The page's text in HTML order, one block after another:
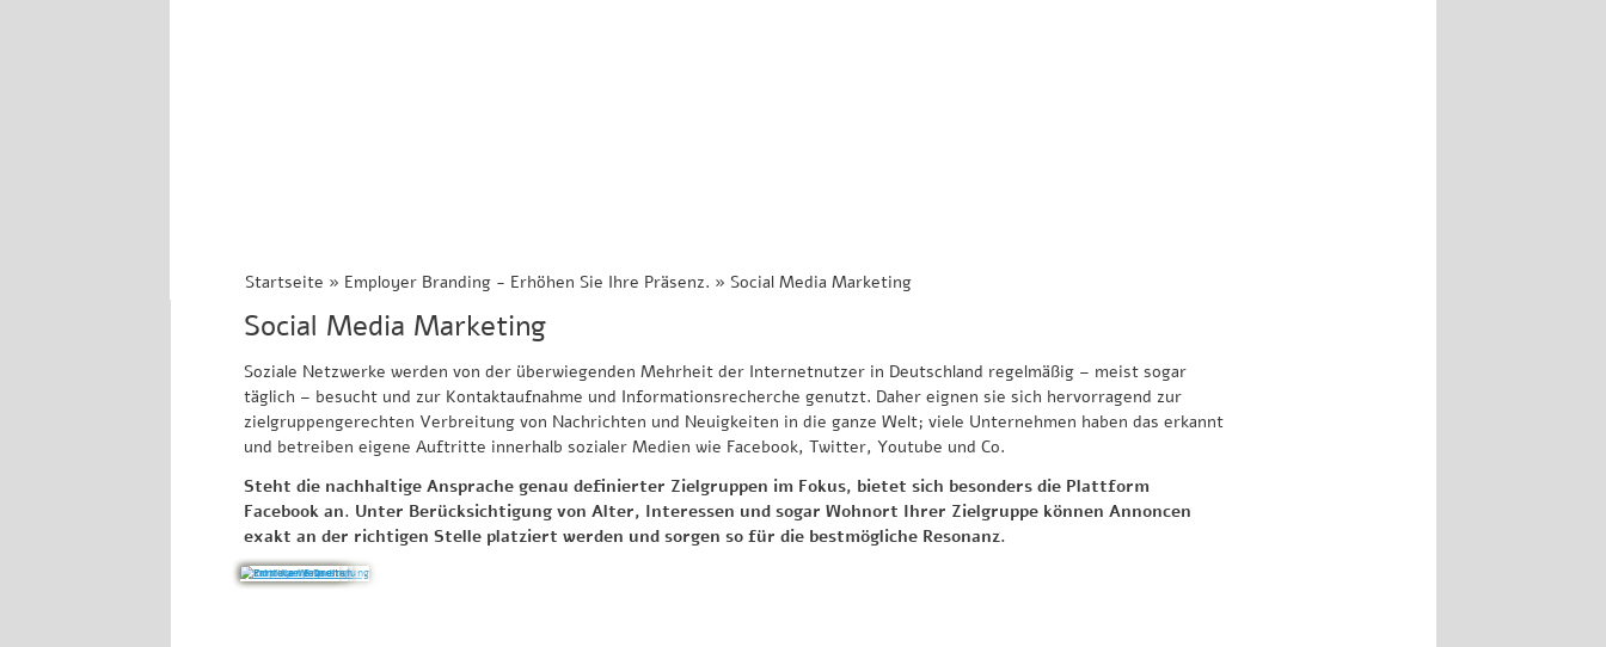
Startseite » Employer Branding - Erhöhen Sie Ihre Präsenz. » Social Media Marketing
Social Media Marketing
Soziale Netzwerke werden von der überwiegenden Mehrheit der Internetnutzer in Deutschland regelmäßig – meist sogar
täglich – besucht und zur Kontaktaufnahme und Informationsrecherche genutzt. Daher eignen sie sich hervorragend zur
zielgruppengerechten Verbreitung von Nachrichten und Neuigkeiten in die ganze Welt; viele Unternehmen haben das erkannt
und betreiben eigene Auftritte innerhalb sozialer Medien wie Facebook, Twitter, Youtube und Co.
Steht die nachhaltige Ansprache genau definierter Zielgruppen im Fokus, bietet sich besonders die Plattform
Facebook an. Unter Berücksichtigung von Alter, Interessen und sogar Wohnort Ihrer Zielgruppe können Annoncen
exakt an der richtigen Stelle platziert werden und sorgen so für die bestmögliche Resonanz.